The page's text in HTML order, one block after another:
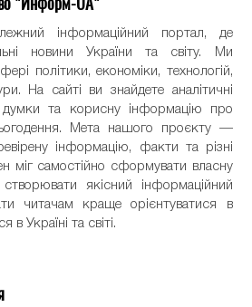
інформаційний портал, де
новини України та світу. Ми
політики, економіки, технологій,
На сайті ви знайдете аналітичні
думки та корисну інформацію про
Мета нашого проєкту —
інформацію, факти та різні
міг самостійно сформувати власну
якісний інформаційний
читачам краще орієнтуватися в
в Україні та світі.